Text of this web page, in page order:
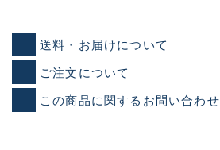
送料・お届けについて
ご注文について
この商品に関するお問い合わせ